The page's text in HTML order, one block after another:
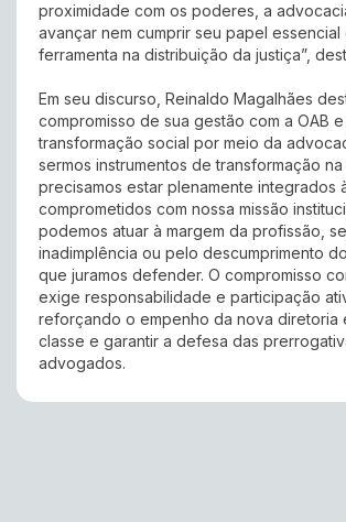
proximidade com os poderes, a
avançar nem cumprir seu papel essencial
ferramenta na distribuição da justiça”,
Em seu discurso, Reinaldo Magalhães
compromisso de sua gestão com a OAB
transformação social por meio da
sermos instrumentos de transformação
precisamos estar plenamente integrados
comprometidos com nossa missão
podemos atuar à margem da profissão,
inadimplência ou pelo descumprimento
que juramos defender. O compromisso
exige responsabilidade e participação
reforçando o empenho da nova diretoria
classe e garantir a defesa das
advogados.